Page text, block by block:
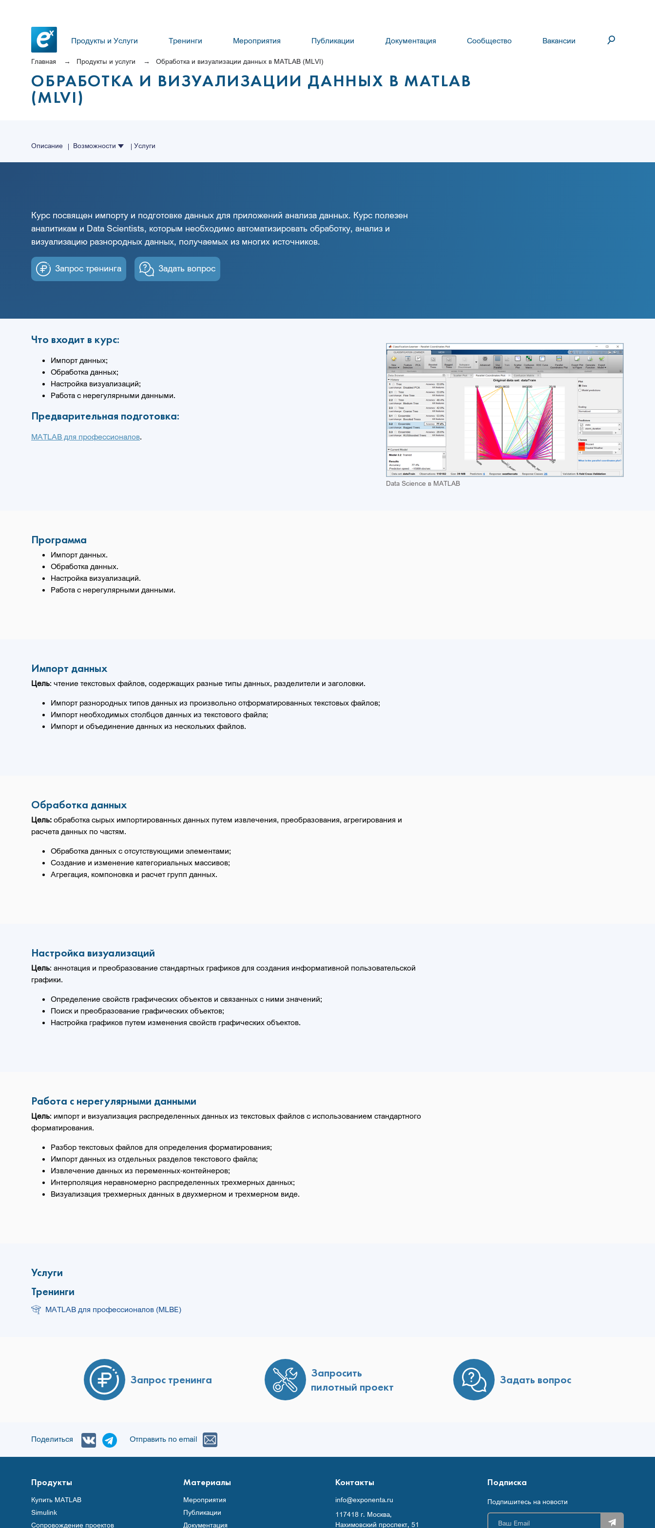
Продукты и Услуги Тренинги Мероприятия Публикации Документация Сообщество Вакансии
Главная Продукты и услуги Обработка и визуализации данных в MATLAB (MLVI)
ОБРАБОТКА И ВИЗУАЛИЗАЦИИ ДАННЫХ В MATLAB
(MLVI)
Описание Возможности Услуги
Курс посвящен импорту и подготовке данных для приложений анализа данных. Курс полезен
аналитикам и Data Scientists, которым необходимо автоматизировать обработку, анализ и
визуализацию разнородных данных, получаемых из многих источников.
Запрос тренинга Задать вопрос
Что входит в курс:
Импорт данных;
Обработка данных;
Настройка визуализаций;
Работа с нерегулярными данными.
Предварительная подготовка:
MATLAB для профессионалов.
Data Science в MATLAB
Программа
Импорт данных.
Обработка данных.
Настройка визуализаций.
Работа с нерегулярными данными.
Импорт данных
Цель: чтение текстовых файлов, содержащих разные типы данных, разделители и заголовки.
Импорт разнородных типов данных из произвольно отформатированных текстовых файлов;
Импорт необходимых столбцов данных из текстового файла;
Импорт и объединение данных из нескольких файлов.
Обработка данных
Цель: обработка сырых импортированных данных путем извлечения, преобразования, агрегирования и
расчета данных по частям.
Обработка данных с отсутствующими элементами;
Создание и изменение категориальных массивов;
Агрегация, компоновка и расчет групп данных.
Настройка визуализаций
Цель: аннотация и преобразование стандартных графиков для создания информативной пользовательской
графики.
Определение свойств графических объектов и связанных с ними значений;
Поиск и преобразование графических объектов;
Настройка графиков путем изменения свойств графических объектов.
Работа с нерегулярными данными
Цель: импорт и визуализация распределенных данных из текстовых файлов с использованием стандартного
форматирования.
Разбор текстовых файлов для определения форматирования;
Импорт данных из отдельных разделов текстового файла;
Извлечение данных из переменных-контейнеров;
Интерполяция неравномерно распределенных трехмерных данных;
Визуализация трехмерных данных в двухмерном и трехмерном виде.
Услуги
Тренинги
MATLAB для профессионалов (MLBE)
Запрос тренинга
Запросить
пилотный проект
Задать вопрос
Поделиться Отправить по email
Продукты
Купить MATLAB
Simulink
Сопровождение проектов
Материалы
Мероприятия
Публикации
Документация
Контакты
info@exponenta.ru
117418 г. Москва,
Нахимовский проспект, 51
Подписка
Подпишитесь на новости